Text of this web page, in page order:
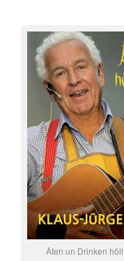
Äten un Drinken